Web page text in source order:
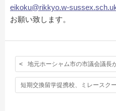
eikoku@rikkyo.w-
お願い致します。
地元ホーシャム市の市議会議長